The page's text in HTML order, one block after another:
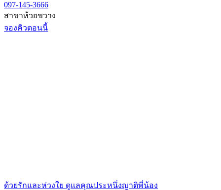
097-145-3666
สาขาห้วยขวาง
จองคิวตอนนี้
ด้วยรักและห่วงใย ดูแลคุณประหนึ่งญาติพี่น้อง